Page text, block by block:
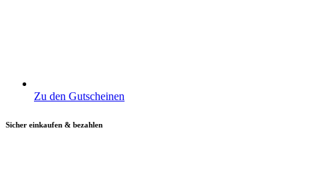
Zu den Gutscheinen
Sicher einkaufen & bezahlen